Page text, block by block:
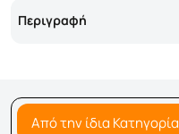
Περιγραφή
Από την ίδια Κατηγορία